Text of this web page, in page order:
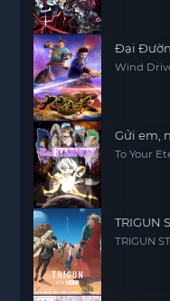
Đại
Wind
Gửi em,
To Your
TRIGUN
TRIGUN